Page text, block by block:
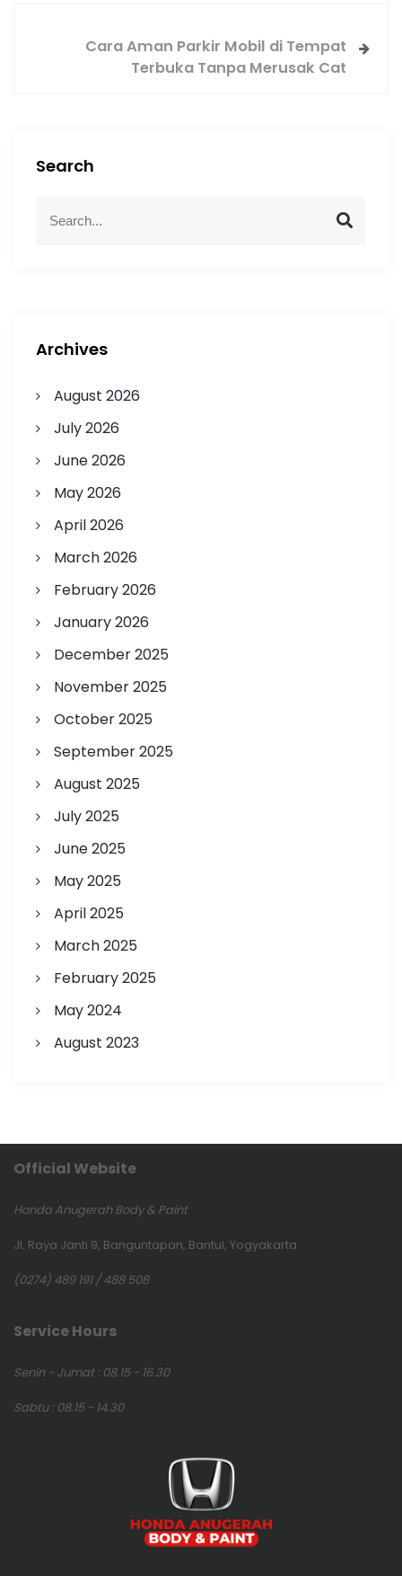
Cara Aman Parkir Mobil di Tempat
Terbuka Tanpa Merusak Cat
Search
Archives
August 2026
July 2026
June 2026
May 2026
April 2026
March 2026
February 2026
January 2026
December 2025
November 2025
October 2025
September 2025
August 2025
July 2025
June 2025
May 2025
April 2025
March 2025
February 2025
May 2024
August 2023
Official Website
Honda Anugerah Body & Paint
Jl. Raya Janti 9, Banguntapan, Bantul, Yogyakarta
(0274) 489 191 / 488 508
Service Hours
Senin - Jumat : 08.15 - 16.30
Sabtu : 08.15 - 14.30